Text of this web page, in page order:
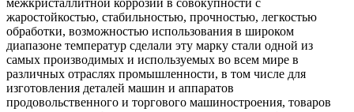
жаростойкостью, стабильностью, прочностью, легкостью
обработки, возможностью использования в широком
диапазоне температур сделали эту марку стали одной из
самых производимых и используемых во всем мире в
различных отраслях промышленности, в том числе для
изготовления деталей машин и аппаратов
продовольственного и торгового машиностроения, товаров